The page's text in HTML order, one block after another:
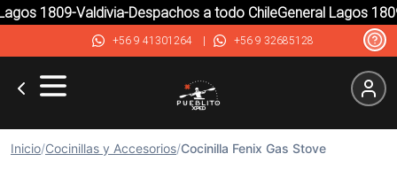
1809-Valdivia-Despachos a todo ChileGeneral Lagos
+56 9 41301264| +56 9 32685128
Inicio/Cocinillas y Accesorios/Cocinilla Fenix Gas Stove